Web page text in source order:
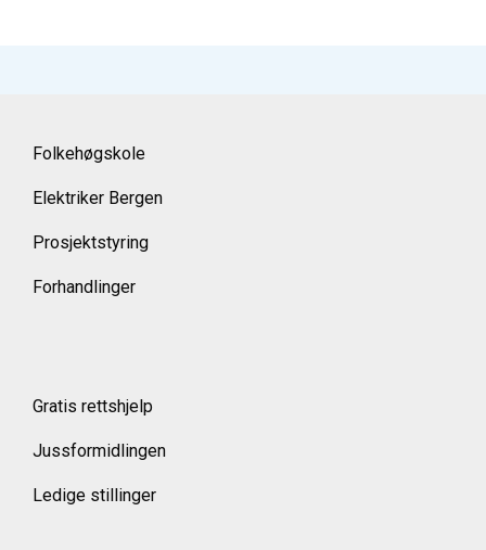
Folkehøgskole
Elektriker Bergen
Prosjektstyring
Forhandlinger
Gratis rettshjelp
Jussformidlingen
Ledige stillinger